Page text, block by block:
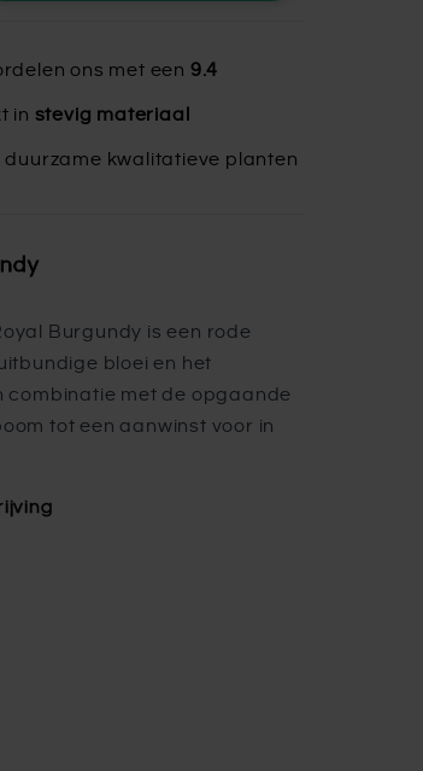
ons met een 9.4
in stevig materiaal
duurzame kwalitatieve planten
Burgundy is een rode
bloei en het
combinatie met de opgaande
tot een aanwinst voor in